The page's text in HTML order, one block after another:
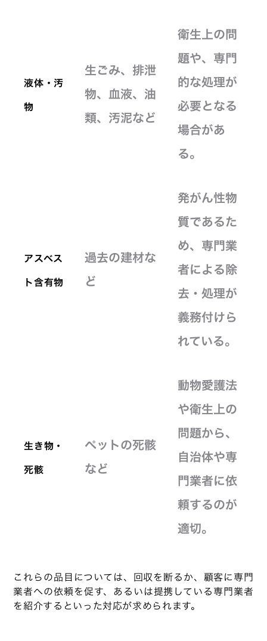
液体・汚
物
生ごみ、排泄
物、血液、油
類、汚泥など
衛生上の問
題や、専門
的な処理が
必要となる
場合があ
る。
アスベス
ト含有物
過去の建材な
ど
発がん性物
質であるた
め、専門業
者による除
去・処理が
義務付けら
れている。
生き物・
死骸
ペットの死骸
など
動物愛護法
や衛生上の
問題から、
自治体や専
門業者に依
頼するのが
適切。
これらの品目については、回収を断るか、顧客に専門
業者への依頼を促す、あるいは提携している専門業者
を紹介するといった対応が求められます。